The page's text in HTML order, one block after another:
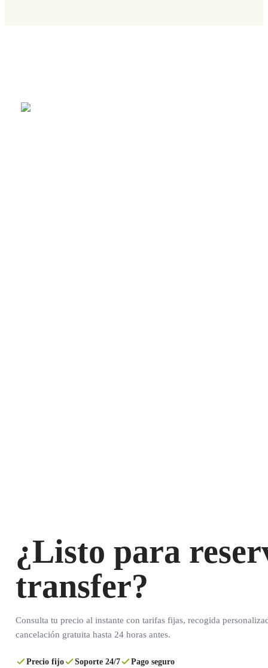
¿Listo para
transfer?
Consulta tu precio al instante con tarifas fijas, recogida
cancelación gratuita hasta 24 horas antes.
Precio fijo Soporte 24/7 Pago seguro